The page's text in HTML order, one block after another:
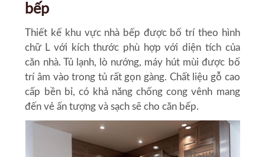
bếp
Thiết kế khu vực nhà bếp được bố trí theo hình
chữ L với kích thước phù hợp với diện tích của
căn nhà. Tủ lạnh, lò nướng, máy hút mùi được bố
trí âm vào trong tủ rất gọn gàng. Chất liệu gỗ cao
cấp bền bỉ, có khả năng chống cong vênh mang
đến vẻ ấn tượng và sạch sẽ cho căn bếp.